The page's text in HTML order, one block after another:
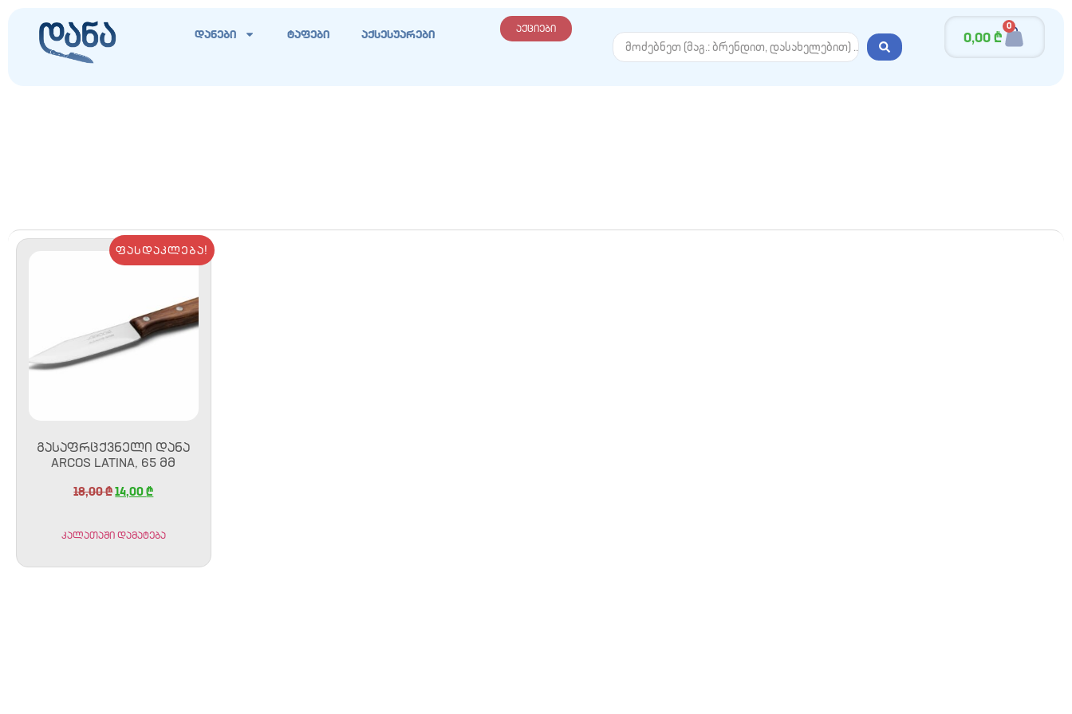
დანები ტაფები აქსესუარები აქციები
0,00₾
0
ფასდაკლება!
ᲒᲐᲡᲐᲤᲠᲪᲥᲕᲜᲔᲚᲘ ᲓᲐᲜᲐ
ARCOS LATINA, 65 ᲛᲛ
18,00₾14,00₾
კალათაში დამატება